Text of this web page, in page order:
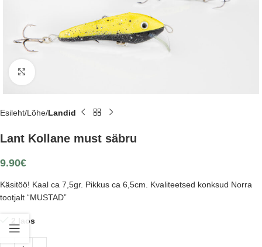
Esileht Lõhe Landid
Lant Kollane must säbru
9.90€
Käsitöö! Kaal ca 7,5gr. Pikkus ca 6,5cm. Kvaliteetsed konksud Norra
tootjalt “MUSTAD”
2 laos